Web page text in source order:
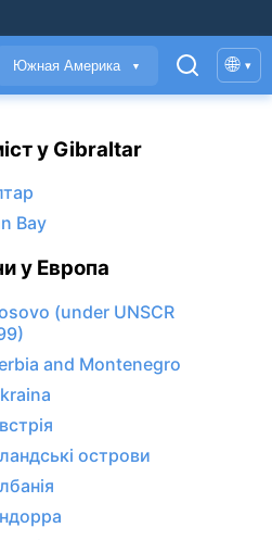
Южная Америка ▼ 🌐 ▾
у Gibraltar
Bay
у Европа
(under UNSCR
and Montenegro
острови